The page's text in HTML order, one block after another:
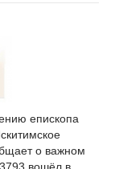
епископа
о важном